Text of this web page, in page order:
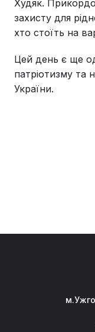
Худяк.
захисту для
хто стоїть на
Цей день є ще
патріотизму та
України.